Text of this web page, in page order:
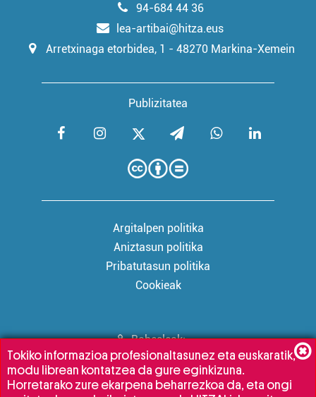
94-684 44 36
lea-artibai@hitza.eus
Arretxinaga etorbidea, 1 - 48270 Markina-Xemein
Publizitatea
Argitalpen politika
Aniztasun politika
Pribatutasun politika
Cookieak
Babesleak:
Tokiko informazioa profesionaltasunez eta euskaratik,
modu librean kontatzea da gure eginkizuna.
Horretarako zure ekarpena beharrezkoa da, eta ongi